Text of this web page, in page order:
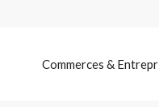
Commerces &